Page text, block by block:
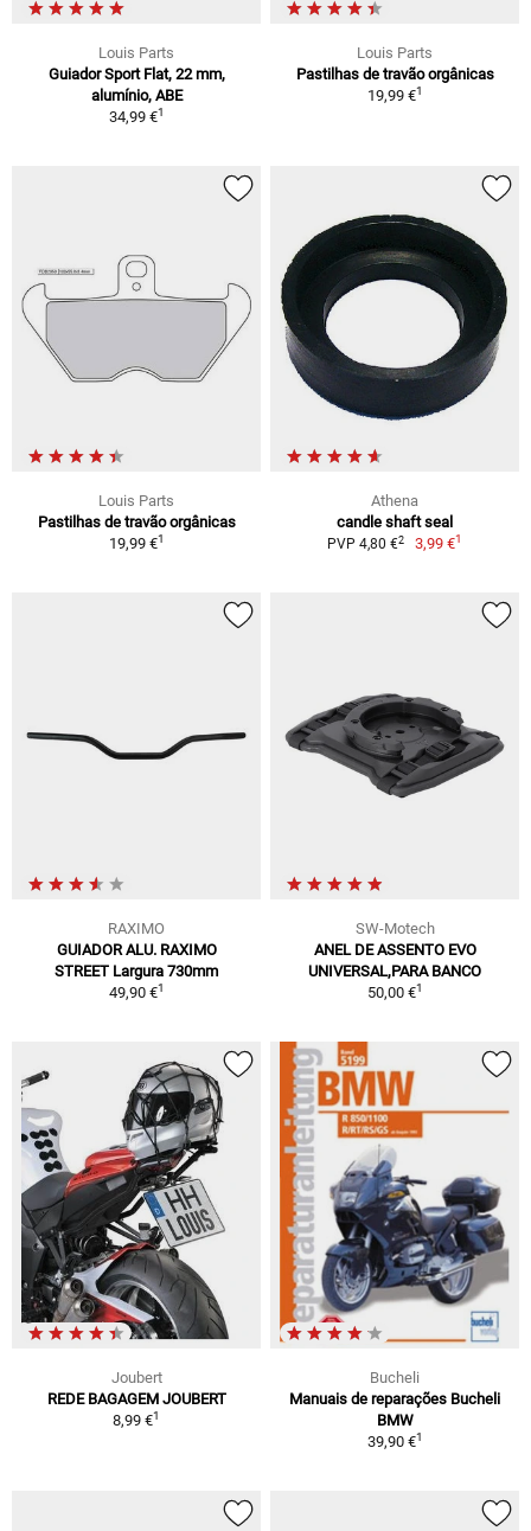
Louis Parts
Guiador Sport Flat, 22 mm,
alumínio, ABE
34,99 €1
Louis Parts
Pastilhas de travão orgânicas
19,99 €1
Louis Parts
Pastilhas de travão orgânicas
19,99 €1
Athena
candle shaft seal
PVP 4,80 €2 3,99 €1
RAXIMO
GUIADOR ALU. RAXIMO
STREET Largura 730mm
49,90 €1
SW-Motech
ANEL DE ASSENTO EVO
UNIVERSAL,PARA BANCO
50,00 €1
Joubert
REDE BAGAGEM JOUBERT
8,99 €1
Bucheli
Manuais de reparações Bucheli
BMW
39,90 €1